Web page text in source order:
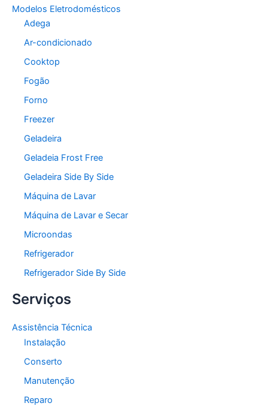
Modelos Eletrodomésticos
Adega
Ar-condicionado
Cooktop
Fogão
Forno
Freezer
Geladeira
Geladeia Frost Free
Geladeira Side By Side
Máquina de Lavar
Máquina de Lavar e Secar
Microondas
Refrigerador
Refrigerador Side By Side
Serviços
Assistência Técnica
Instalação
Conserto
Manutenção
Reparo